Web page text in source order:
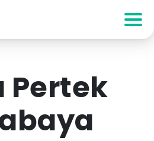
Pertek